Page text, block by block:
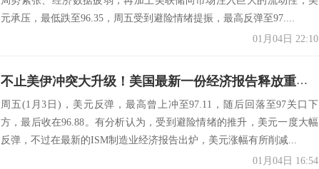
元承压，最低跌至96.35，周五受到避险情绪提振，最高反弹至97....
01月04日 22:10
不止美伊冲突大升级！美国最新一份经济报告释放重要信号……
周五(1月3日)，美元反弹，最高曾上冲至97.11，随后回落至97关口下
方，最后收在96.88。有分析认为，受到避险情绪的推升，美元一度大幅
反弹，不过在最新的ISM制造业经济报告出炉，美元涨幅有所削减...
01月04日 16:54